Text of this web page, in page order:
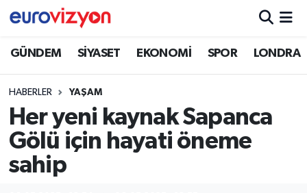
GÜNDEM SİYASET EKONOMİ SPOR LONDRA
HABERLER YAŞAM
Her yeni kaynak Sapanca
Gölü için hayati öneme
sahip